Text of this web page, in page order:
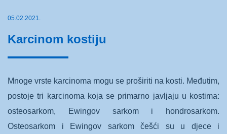
05.02.2021.
Karcinom kostiju
Mnoge vrste karcinoma mogu se proširiti na kosti. Međutim,
postoje tri karcinoma koja se primarno javljaju u kostima:
osteosarkom, Ewingov sarkom i hondrosarkom.
Osteosarkom i Ewingov sarkom češći su u djece i